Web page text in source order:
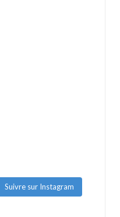
Suivre sur Instagram